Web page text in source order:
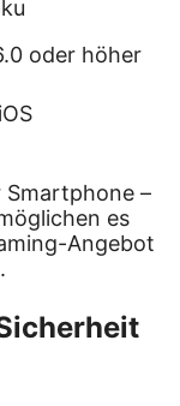
oder höher
Smartphone –
es
Angebot